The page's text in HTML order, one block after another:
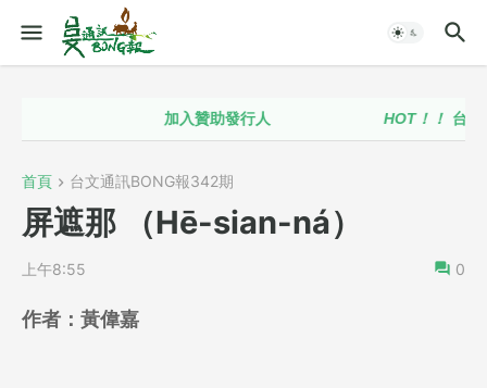
加入贊助發行人 HOT！！ 台語政策推
首頁 台文通訊BONG報342期
屏遮那 （Hē-sian-ná）
上午8:55 0
作者： 黃偉嘉